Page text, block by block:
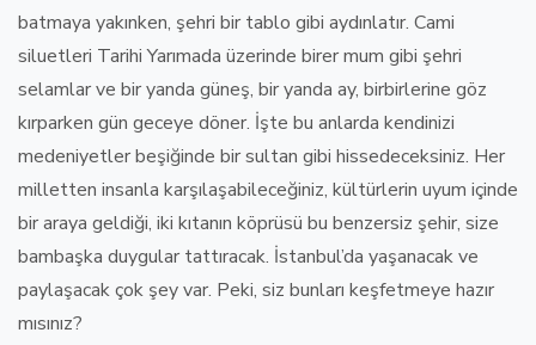
batmaya yakınken, şehri bir tablo gibi aydınlatır. Cami
siluetleri Tarihi Yarımada üzerinde birer mum gibi şehri
selamlar ve bir yanda güneş, bir yanda ay, birbirlerine göz
kırparken gün geceye döner. İşte bu anlarda kendinizi
medeniyetler beşiğinde bir sultan gibi hissedeceksiniz. Her
milletten insanla karşılaşabileceğiniz, kültürlerin uyum içinde
bir araya geldiği, iki kıtanın köprüsü bu benzersiz şehir, size
bambaşka duygular tattıracak. İstanbul’da yaşanacak ve
paylaşacak çok şey var. Peki, siz bunları keşfetmeye hazır
mısınız?